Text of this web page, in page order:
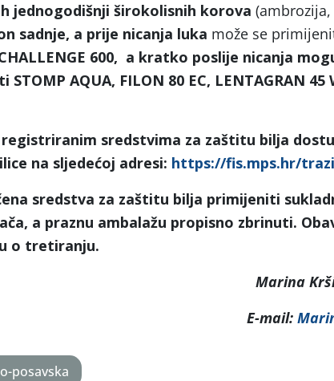
jednogodišnji širokolisnih korova
sadnje, a prije nicanja luka može se
600, a kratko poslije nicanja
STOMP AQUA, FILON 80 EC, LENTAGRAN 45
registriranim sredstvima za zaštitu bilja
na sljedećoj adresi: https://fis.mps.hr/
sredstva za zaštitu bilja primijeniti
a praznu ambalažu propisno zbrinuti.
o tretiranju.
Marina
E-mail:
posavska